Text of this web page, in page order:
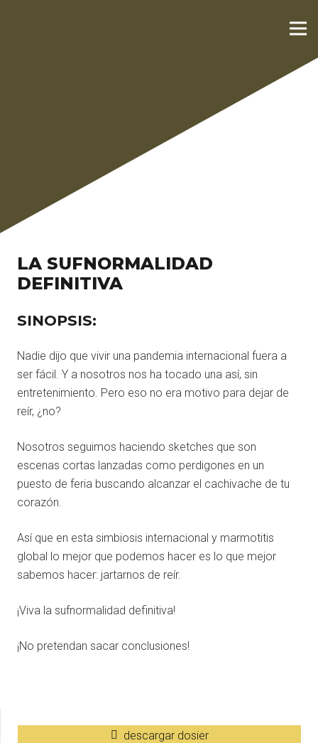
LA SUFNORMALIDAD
DEFINITIVA
SINOPSIS:
Nadie dijo que vivir una pandemia internacional fuera a
ser fácil. Y a nosotros nos ha tocado una así, sin
entretenimiento. Pero eso no era motivo para dejar de
reír, ¿no?
Nosotros seguimos haciendo sketches que son
escenas cortas lanzadas como perdigones en un
puesto de feria buscando alcanzar el cachivache de tu
corazón.
Así que en esta simbiosis internacional y marmotitis
global lo mejor que podemos hacer es lo que mejor
sabemos hacer: jartarnos de reír.
¡Viva la sufnormalidad definitiva!
¡No pretendan sacar conclusiones!
descargar dosier